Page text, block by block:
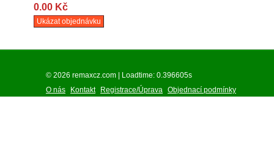
0.00 Kč
© 2026 remaxcz.com | Loadtime: 0.396605s
O nás
Kontakt Registrace/Úprava Objednací podmínky